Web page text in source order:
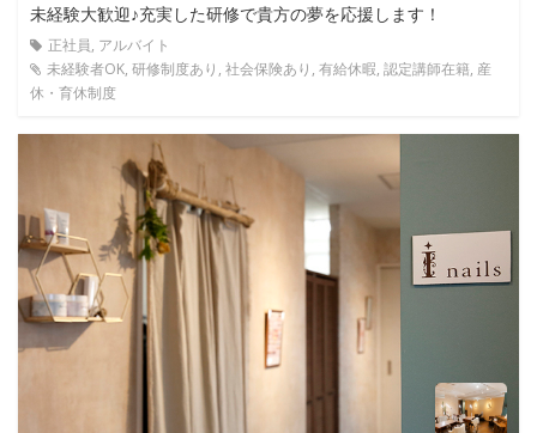
未経験大歓迎♪充実した研修で貴方の夢を応援します！
正社員, アルバイト
未経験者OK, 研修制度あり, 社会保険あり, 有給休暇, 認定講師在籍, 産
休・育休制度